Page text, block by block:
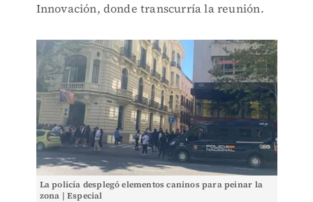
Innovación, donde transcurría la reunión.
La policía desplegó elementos caninos para peinar la
zona | Especial